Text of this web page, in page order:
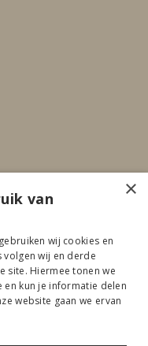
×
van
wij cookies en
volgen wij en derde
site. Hiermee tonen we
en kun je informatie delen
website gaan we ervan